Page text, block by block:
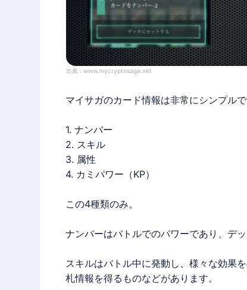
出典 : www.mycryptosaga.net
マイサガのカード情報は非常にシンプルで
1. ナンバー
2. スキル
3. 属性
4. カミパワー（KP）
この4種類のみ。
ナンバーはバトルでのパワーであり、デ
スキルはバトル中に発動し、様々な効果
札情報を得るものなどがあります。